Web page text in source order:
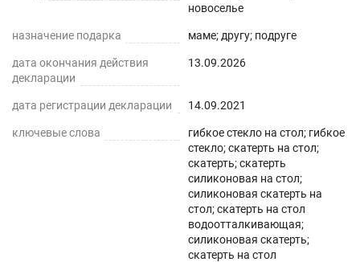
новоселье
назначение подарка маме; другу; подруге
дата окончания действия
декларации
13.09.2026
дата регистрации декларации 14.09.2021
ключевые слова
гибкое стекло на стол; гибкое
стекло; скатерть на стол;
скатерть; скатерть
силиконовая на стол;
силиконовая скатерть на
стол; скатерть на стол
водоотталкивающая;
силиконовая скатерть;
скатерть на стол